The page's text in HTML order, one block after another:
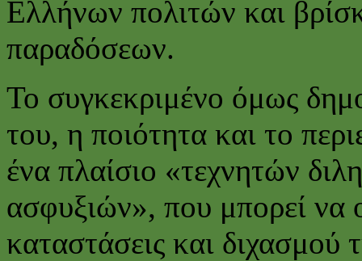
Ελλήνων πολιτών και
παραδόσεων.
Το συγκεκριμένο όμως
του, η ποιότητα και το
ένα πλαίσιο «τεχνητών
ασφυξιών», που μπορεί να
καταστάσεις και διχασμού